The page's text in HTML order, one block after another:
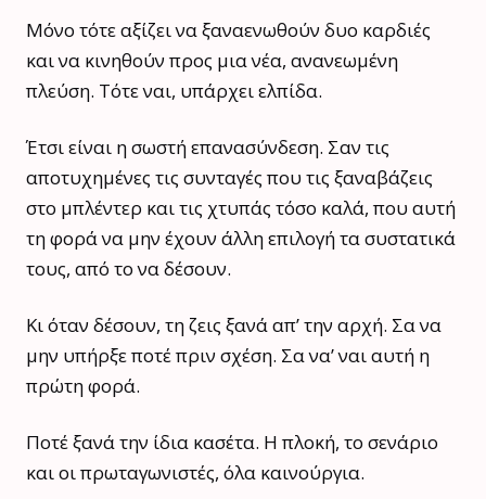
Μόνο τότε αξίζει να ξαναενωθούν δυο καρδιές
και να κινηθούν προς μια νέα, ανανεωμένη
πλεύση. Τότε ναι, υπάρχει ελπίδα.
Έτσι είναι η σωστή επανασύνδεση. Σαν τις
αποτυχημένες τις συνταγές που τις ξαναβάζεις
στο μπλέντερ και τις χτυπάς τόσο καλά, που αυτή
τη φορά να μην έχουν άλλη επιλογή τα συστατικά
τους, από το να δέσουν.
Κι όταν δέσουν, τη ζεις ξανά απ’ την αρχή. Σα να
μην υπήρξε ποτέ πριν σχέση. Σα να’ ναι αυτή η
πρώτη φορά.
Ποτέ ξανά την ίδια κασέτα. Η πλοκή, το σενάριο
και οι πρωταγωνιστές, όλα καινούργια.